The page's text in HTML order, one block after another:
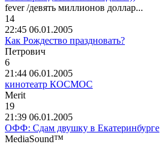
fever /девять миллионов доллар...
14
22:45 06.01.2005
Как Рождество праздновать?
Петрович
6
21:44 06.01.2005
кинотеатр КОСМОС
Merit
19
21:39 06.01.2005
ОФФ: Сдам двушку в Екатеринбурге
MediaSound™